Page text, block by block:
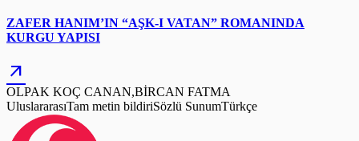
ZAFER HANIM’IN “AŞK-I VATAN” ROMANINDA
KURGU YAPISI
arrow_outward
OLPAK KOÇ CANAN,BİRCAN FATMA
UluslararasıTam metin bildiriSözlü SunumTürkçe